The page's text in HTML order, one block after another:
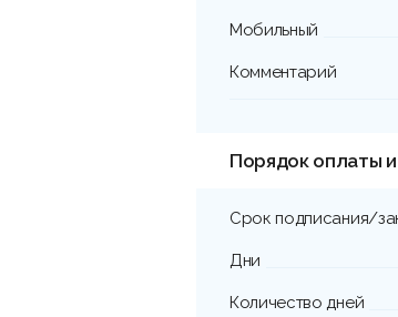
Мобильный
Комментарий
Порядок оплаты
Срок подписания/
Дни
Количество дней